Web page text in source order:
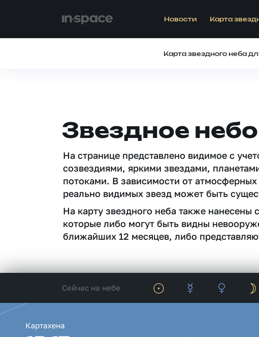
Новости Карта
Карта звездного неба
Звездное
На странице представлено видимое c
созвездиями, яркими звездами,
потоками. В зависимости от атмосферных
реально видимых звезд может быть
На карту звездного неба также
которые либо могут быть видны
ближайших 12 месяцев, либо
Сейчас на небе